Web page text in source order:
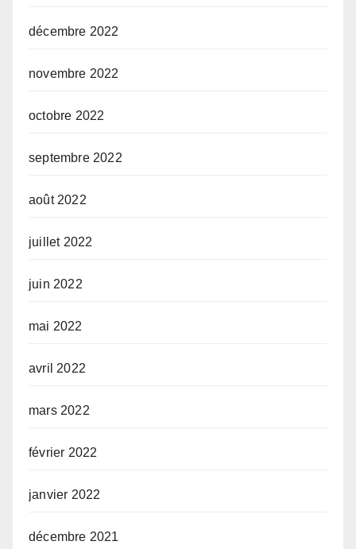
décembre 2022
novembre 2022
octobre 2022
septembre 2022
août 2022
juillet 2022
juin 2022
mai 2022
avril 2022
mars 2022
février 2022
janvier 2022
décembre 2021